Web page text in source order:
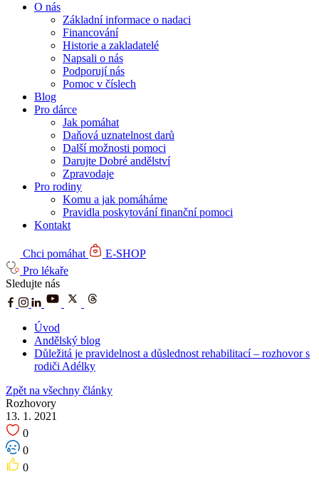
O nás
Základní informace o nadaci
Financování
Historie a zakladatelé
Napsali o nás
Podporují nás
Pomoc v číslech
Blog
Pro dárce
Jak pomáhat
Daňová uznatelnost darů
Další možnosti pomoci
Darujte Dobré andělství
Zpravodaje
Pro rodiny
Komu a jak pomáháme
Pravidla poskytování finanční pomoci
Kontakt
Chci pomáhat
E-SHOP
Pro lékaře
Sledujte nás
Úvod
Andělský blog
Důležitá je pravidelnost a důslednost rehabilitací – rozhovor s
rodiči Adélky
Zpět na všechny články
Rozhovory
13. 1. 2021
0
0
0